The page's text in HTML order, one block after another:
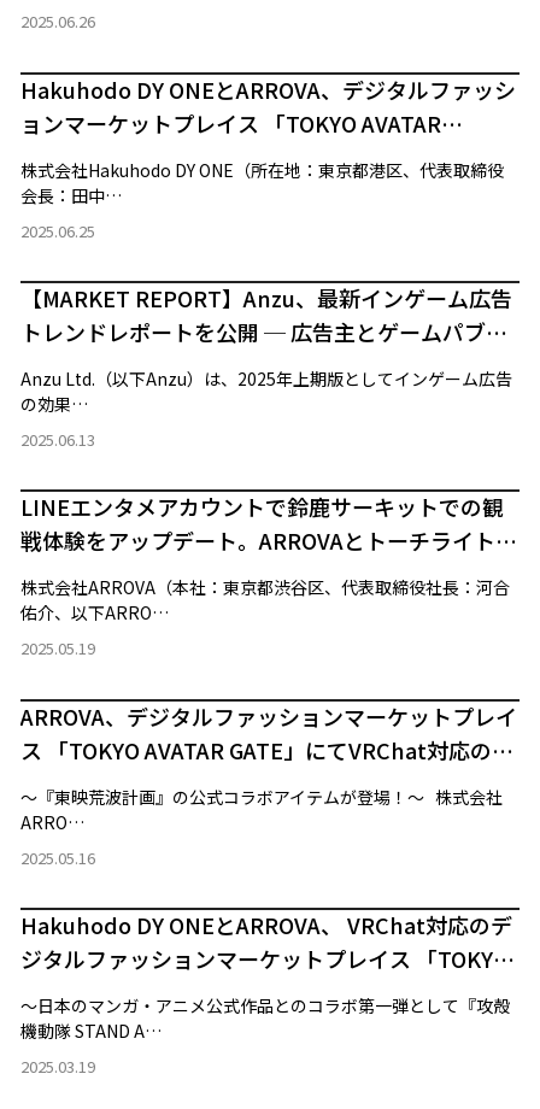
2025.06.26
Hakuhodo DY ONEとARROVA、デジタルファッシ
ョンマーケットプレイス 「TOKYO AVATAR
GATE」をグランドオープン ～VRChat対応『攻殻
機動隊 S.A.C.』『モブサイコ100』原作キャラクタ
ー着用アイテムなど販売～
株式会社Hakuhodo DY ONE（所在地：東京都港区、代表取締役
会長：田中…
2025.06.25
【MARKET REPORT】Anzu、最新インゲーム広告
トレンドレポートを公開 ─ 広告主とゲームパブリ
ッシャーの双方にとっての注目ポイントをレポー
トより抜粋
Anzu Ltd.（以下Anzu）は、2025年上期版としてインゲーム広告
の効果…
2025.06.13
LINEエンタメアカウントで鈴鹿サーキットでの観
戦体験をアップデート。ARROVAとトーチライト、
世界最高峰モータースポーツのLINEミニアプリを
制作
株式会社ARROVA（本社：東京都渋谷区、代表取締役社長：河合
佑介、以下ARRO…
2025.05.19
ARROVA、デジタルファッションマーケットプレイ
ス 「TOKYO AVATAR GATE」にてVRChat対応のコ
ラボアイテム第二弾を販売
～『東映荒波計画』の公式コラボアイテムが登場！～ 株式会社
ARRO…
2025.05.16
Hakuhodo DY ONEとARROVA、 VRChat対応のデ
ジタルファッションマーケットプレイス 「TOKYO
AVATAR GATE」β版をオープン
～日本のマンガ・アニメ公式作品とのコラボ第一弾として『攻殻
機動隊 STAND A…
2025.03.19